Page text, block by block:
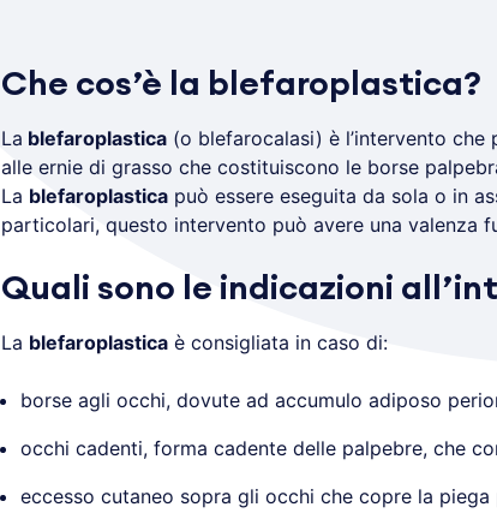
Che cos’è la blefaroplastica?
La blefaroplastica(o blefarocalasi) è l’intervento che
alle ernie di grasso che costituiscono le borse
La blefaroplasticapuò essere eseguita da sola o in
particolari, questo intervento può avere una valenza
Quali sono le indicazioni
La blefaroplasticaè consigliata in caso di:
borse agli occhi, dovute ad accumulo adiposo
occhi cadenti, forma cadente delle palpebre, che
eccesso cutaneo sopra gli occhi che copre la piega